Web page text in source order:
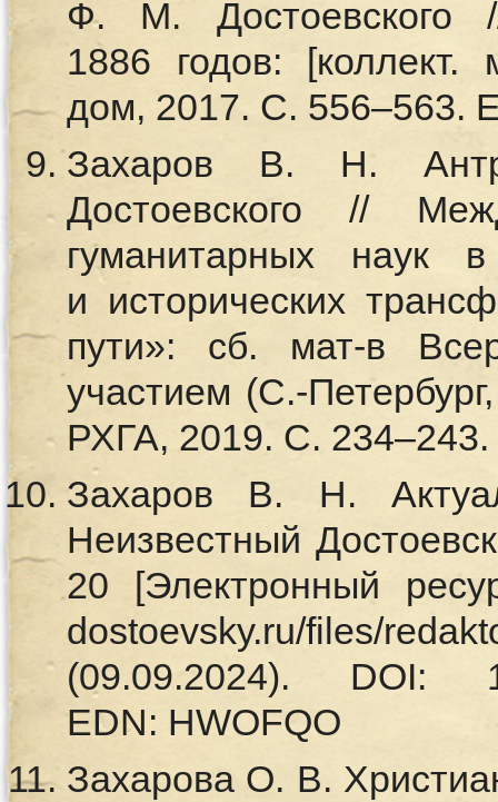
Ф. М. Достоевского
1886 годов:
дом, 2017. С. 556–563.
Захаров В. Н.
Достоевского //
гуманитарных наук в
и исторических
пути»: сб. мат-в
участием (С.-
РХГА, 2019. С.
Захаров В. Н.
Неизвестный
20 [Электронный
dostoevsky.ru/files/
(09.09.2024). DOI:
EDN: HWOFQO
Захарова О. В.